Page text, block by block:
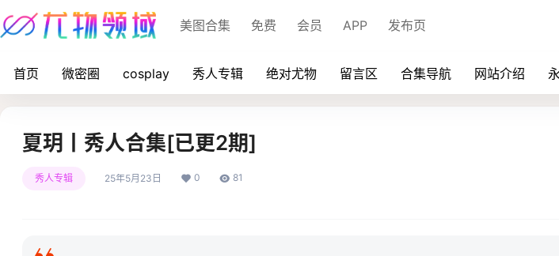
美图合集 免费 会员 APP 发布页
首页 微密圈 cosplay 秀人专辑 绝对尤物 留言区 合集导航 网站介绍
夏玥丨秀人合集[已更2期]
秀人专辑 25年5月23日 0 81